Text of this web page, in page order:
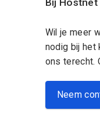
Wil je meer
nodig bij het
ons terecht.
Neem